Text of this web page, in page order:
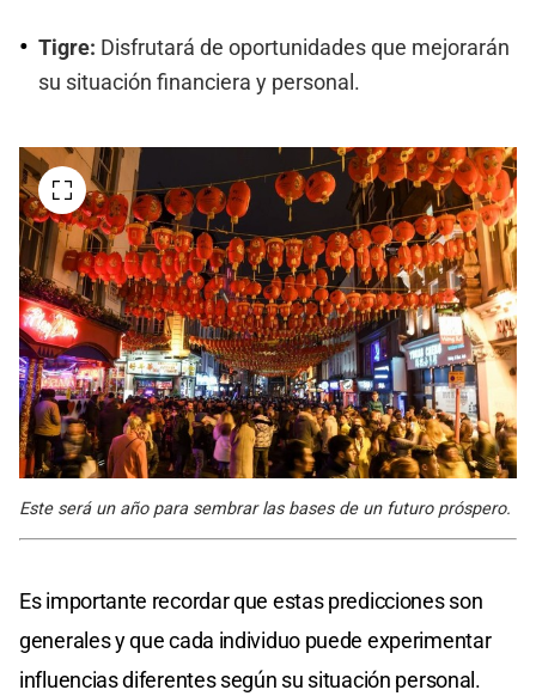
Tigre: Disfrutará de oportunidades que mejorarán
su situación financiera y personal.
Este será un año para sembrar las bases de un futuro próspero.
Es importante recordar que estas predicciones son
generales y que cada individuo puede experimentar
influencias diferentes según su situación personal.